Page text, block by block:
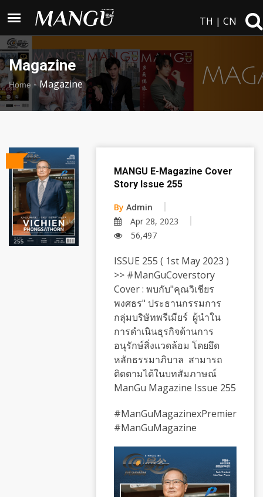
TH | CN
Magazine
Home - Magazine
MANGU E-Magazine Cover
Story Issue 255
By Admin
Apr 28, 2023
56,497
ISSUE 255 ( 1st May 2023 )
>> #ManGuCoverstory
Cover : พบกับ"คุณวิเชียร
พงศธร" ประธานกรรมการ
กลุ่มบริษัทพรีเมียร์ ผู้นำใน
การดำเนินธุรกิจด้านการ
อนุรักษ์สิ่งแวดล้อม โดยยึด
หลักธรรมาภิบาล สามารถ
ติดตามได้ในบทสัมภาษณ์
ManGu Magazine Issue 255
#ManGuMagazinexPremier
#ManGuMagazine